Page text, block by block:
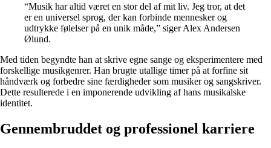
“Musik har altid været en stor del af mit liv. Jeg tror, at det
er en universel sprog, der kan forbinde mennesker og
udtrykke følelser på en unik måde,” siger Alex Andersen
Ølund.
Med tiden begyndte han at skrive egne sange og eksperimentere med
forskellige musikgenrer. Han brugte utallige timer på at forfine sit
håndværk og forbedre sine færdigheder som musiker og sangskriver.
Dette resulterede i en imponerende udvikling af hans musikalske
identitet.
Gennembruddet og professionel karriere